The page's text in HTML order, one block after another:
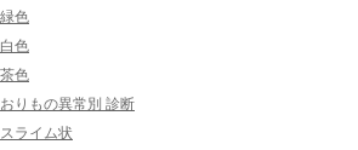
緑色
白色
茶色
おりもの異常別 診断
スライム状